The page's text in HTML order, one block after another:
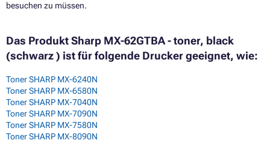
besuchen zu müssen.
Das Produkt Sharp MX-62GTBA - toner, black
(schwarz ) ist für folgende Drucker geeignet, wie:
Toner SHARP MX-6240N
Toner SHARP MX-6580N
Toner SHARP MX-7040N
Toner SHARP MX-7090N
Toner SHARP MX-7580N
Toner SHARP MX-8090N